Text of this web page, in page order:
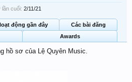
cuối: 2/11/21
động gần đây
Các bài đăng
Awards
hồ sơ của Lệ Quyên Music.